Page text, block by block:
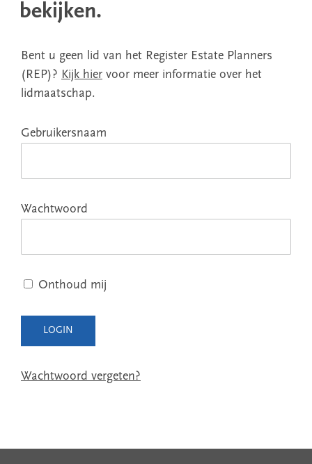
bekijken.
Bent u geen lid van het Register Estate Planners
(REP)? Kijk hier voor meer informatie over het
lidmaatschap.
Gebruikersnaam
Wachtwoord
Onthoud mij
Wachtwoord vergeten?